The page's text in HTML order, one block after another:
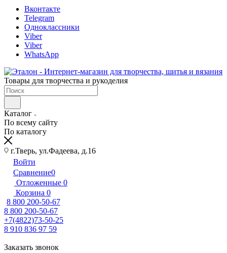
Вконтакте
Telegram
Одноклассники
Viber
Viber
WhatsApp
Товары для творчества и рукоделия
Каталог
По всему сайту
По каталогу
г.Тверь, ул.Фадеева, д.16
Войти
Сравнение0
Отложенные 0
Корзина 0
8 800 200-50-67
8 800 200-50-67
+7(4822)73-50-25
8 910 836 97 59
Заказать звонок